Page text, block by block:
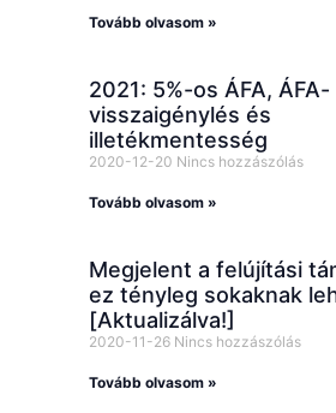
Tovább olvasom »
2021: 5%-os ÁFA, ÁFA-
visszaigénylés és
illetékmentesség
2020-12-20 Nincs hozzászólás
Tovább olvasom »
Megjelent a felújítási
ez tényleg sokaknak
[Aktualizálva!]
2020-11-26 Nincs hozzászólás
Tovább olvasom »